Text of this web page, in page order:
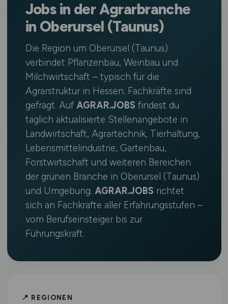
Jobs in der Agrarbranche
in Oberursel (Taunus)
Die Region um Oberursel (Taunus)
verbindet Pflanzenbau, Weinbau und
Milchwirtschaft – typisch für die
Agrarstruktur in Hessen. Fachkräfte sind
gefragt. Auf AGRAR.JOBS findest du
täglich aktualisierte Stellenangebote in
Landwirtschaft, Agrartechnik, Tierhaltung,
Lebensmittelindustrie, Gartenbau,
Forstwirtschaft und weiteren Bereichen
der grünen Branche in Oberursel (Taunus)
und Umgebung. AGRAR.JOBS richtet
sich an Fachkräfte aller Erfahrungsstufen –
vom Berufseinsteiger bis zur
Führungskraft.
📍 REGIONEN